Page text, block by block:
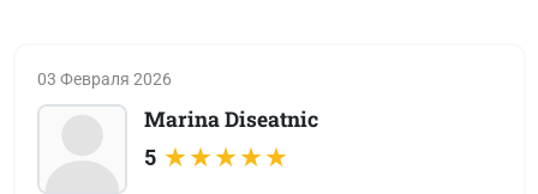
Marina Diseatnic
5
03 Февраля 2026